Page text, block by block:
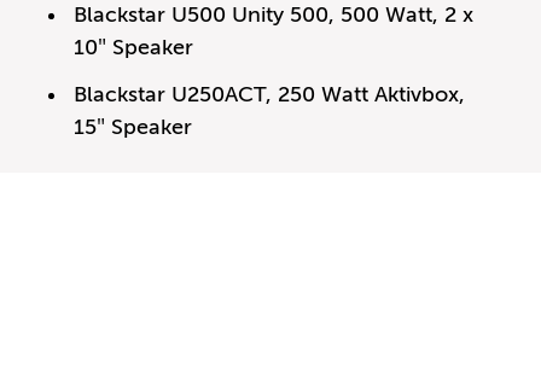
Blackstar U500 Unity 500, 500 Watt, 2 x
10″ Speaker
Blackstar U250ACT, 250 Watt Aktivbox,
15″ Speaker